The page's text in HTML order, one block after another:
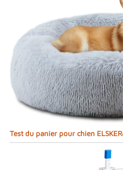
Test du panier pour chien